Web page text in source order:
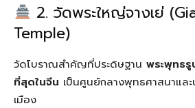
2. วัดพระใหญ่จางเย่
Temple)
วัดโบราณสำคัญที่ประดิษฐาน พระพุทธรู
ที่สุดในจีน เป็นศูนย์กลางพุทธศาสนาแล
เมือง